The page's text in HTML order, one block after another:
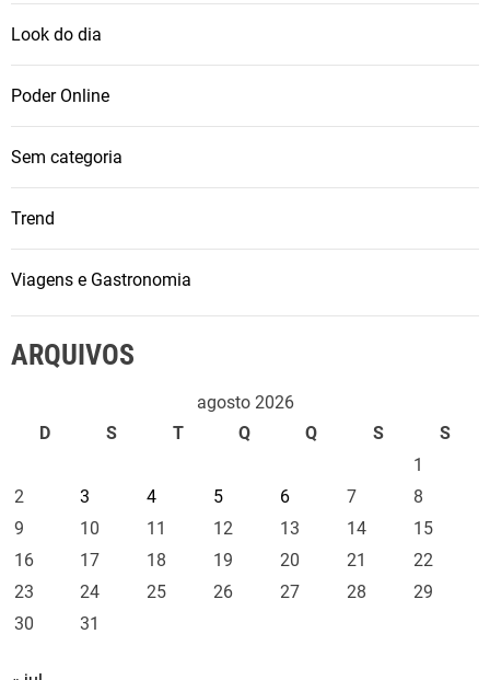
Look do dia
Poder Online
Sem categoria
Trend
Viagens e Gastronomia
ARQUIVOS
agosto 2026
D
S T Q Q S
S
1
2
3 4 5 6 7
8
9
10 11 12 13 14
15
16
17 18 19 20 21
22
23
24 25 26 27 28
29
30
31